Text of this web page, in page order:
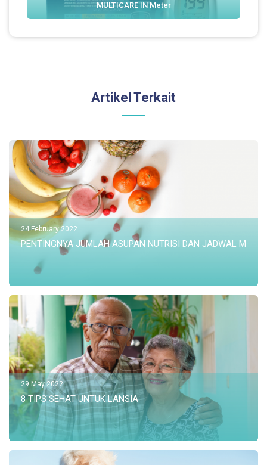
MULTICARE IN Meter
Artikel Terkait
24 February 2022
PENTINGNYA JUMLAH ASUPAN NUTRISI DAN JADWAL
29 May 2022
8 TIPS SEHAT UNTUK LANSIA